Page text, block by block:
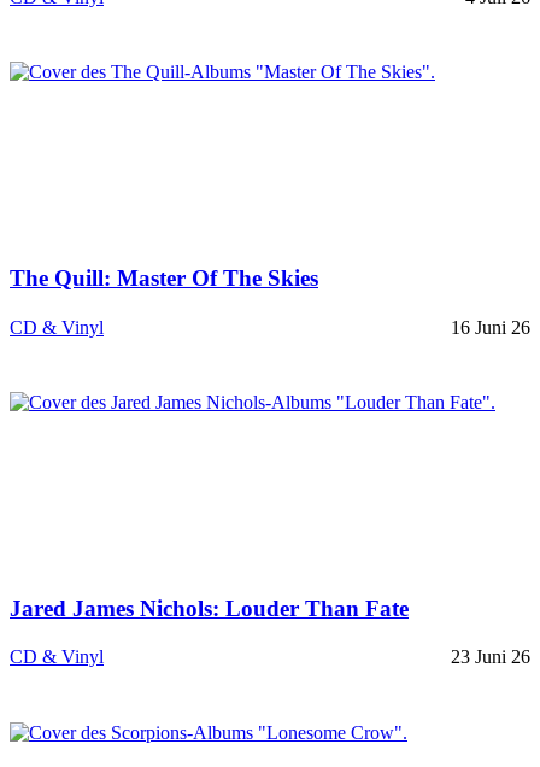
The Quill: Master Of The Skies
CD & Vinyl 16 Juni 26
Jared James Nichols: Louder Than Fate
CD & Vinyl 23 Juni 26